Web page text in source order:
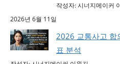
작성자: 시너지메이커
2026년 6월 11일
2026 교통사고 합
표 분석